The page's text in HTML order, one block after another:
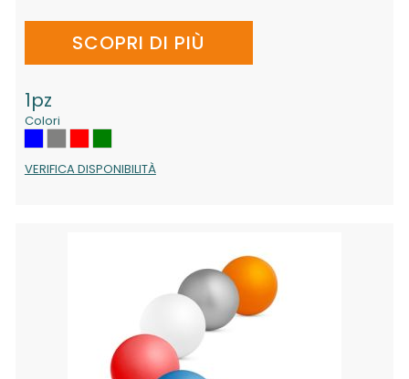
SCOPRI DI PIÙ
1pz
Colori
VERIFICA DISPONIBILITÀ